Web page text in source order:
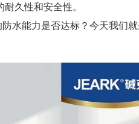
久性和安全性。
水能力是否达标？今天我们